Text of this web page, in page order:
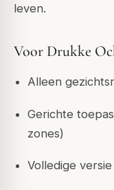
leven.
Voor Drukke
Alleen
Gerichte
zones)
Volledige